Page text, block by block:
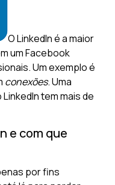
O LinkedIn é a maior
um Facebook
Um exemplo é
conexões. Uma
tem mais de
e com que
por fins